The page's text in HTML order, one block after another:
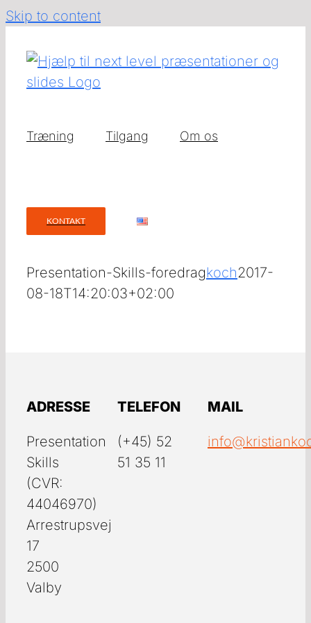
Skip to content
Træning Tilgang Om os
KONTAKT
Presentation-Skills-foredragkoch2017-
08-18T14:20:03+02:00
ADRESSE
Presentation
Skills
(CVR:
44046970)
Arrestrupsvej
17
2500
Valby
TELEFON
(+45) 52
51 35 11
MAIL